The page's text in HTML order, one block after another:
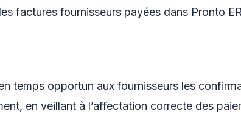
factures fournisseurs payées dans Pronto
temps opportun aux fournisseurs les
en veillant à l’affectation correcte des